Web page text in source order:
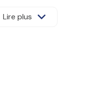
Lire plus